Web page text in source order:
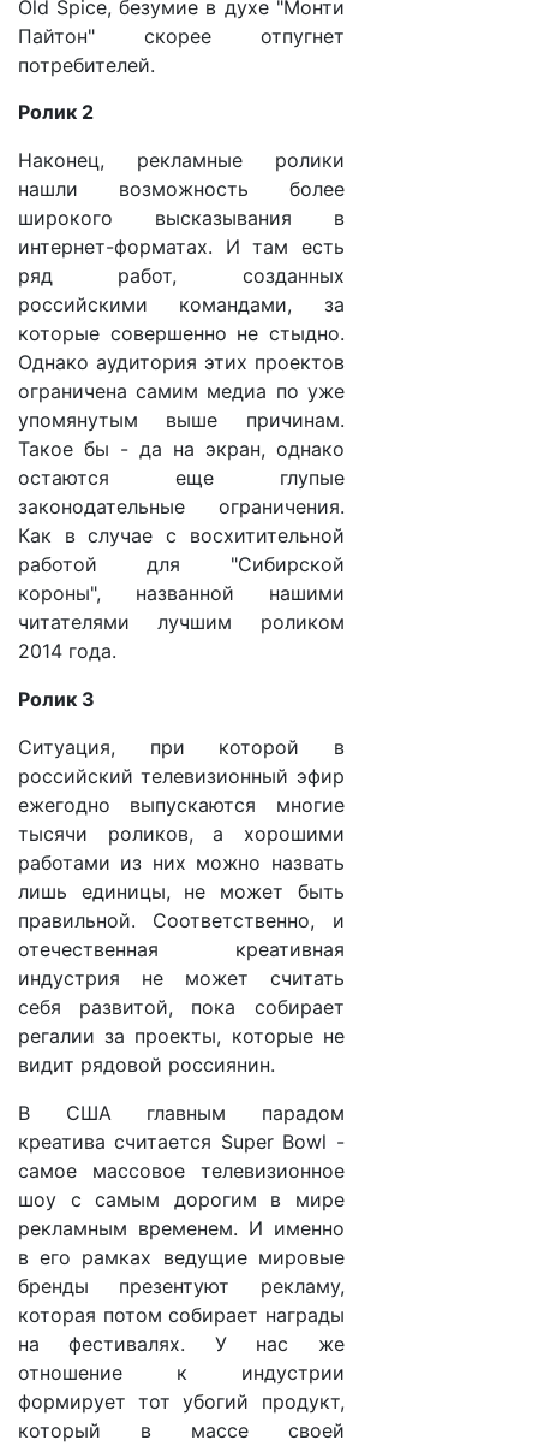
Old Spice, безумие в духе "Монти
Пайтон" скорее отпугнет
потребителей.
Ролик 2
Наконец, рекламные ролики
нашли возможность более
широкого высказывания в
интернет-форматах. И там есть
ряд работ, созданных
российскими командами, за
которые совершенно не стыдно.
Однако аудитория этих проектов
ограничена самим медиа по уже
упомянутым выше причинам.
Такое бы - да на экран, однако
остаются еще глупые
законодательные ограничения.
Как в случае с восхитительной
работой для "Сибирской
короны", названной нашими
читателями лучшим роликом
2014 года.
Ролик 3
Ситуация, при которой в
российский телевизионный эфир
ежегодно выпускаются многие
тысячи роликов, а хорошими
работами из них можно назвать
лишь единицы, не может быть
правильной. Соответственно, и
отечественная креативная
индустрия не может считать
себя развитой, пока собирает
регалии за проекты, которые не
видит рядовой россиянин.
В США главным парадом
креатива считается Super Bowl -
самое массовое телевизионное
шоу с самым дорогим в мире
рекламным временем. И именно
в его рамках ведущие мировые
бренды презентуют рекламу,
которая потом собирает награды
на фестивалях. У нас же
отношение к индустрии
формирует тот убогий продукт,
который в массе своей